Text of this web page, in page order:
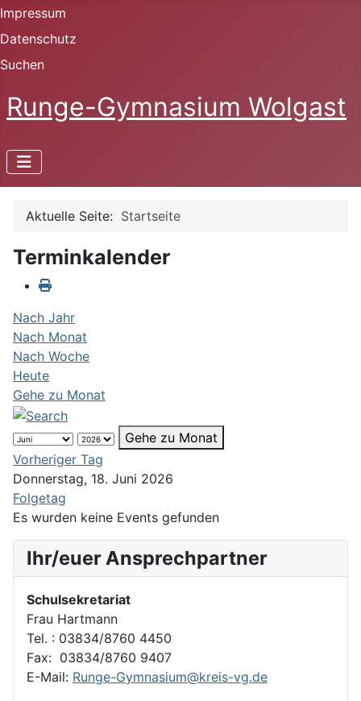
Impressum
Datenschutz
Suchen
Runge-Gymnasium Wolgast
Aktuelle Seite: Startseite
Terminkalender
Nach Jahr
Nach Monat
Nach Woche
Heute
Gehe zu Monat
Gehe zu Monat
Vorheriger Tag
Donnerstag, 18. Juni 2026
Folgetag
Es wurden keine Events gefunden
Ihr/euer Ansprechpartner
Schulsekretariat
Frau Hartmann
Tel. : 03834/8760 4450
Fax: 03834/8760 9407
E-Mail: Runge-Gymnasium@kreis-vg.de